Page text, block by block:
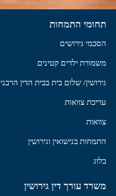
תחומי התמחות
הסכמי גירושים
משמורת ילדים קטינים
גירושין/ שלום בית בבית הדין הרבני
עריכת צוואות
צוואות
התמחות בנישואין וגירושין
בלוג
משרד עורך דין גירושין